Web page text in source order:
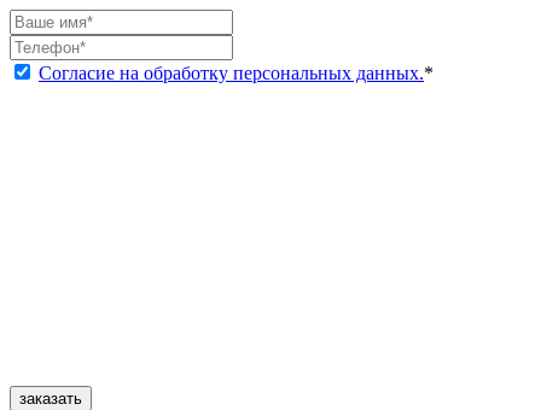
Согласие на обработку персональных данных.*
заказать